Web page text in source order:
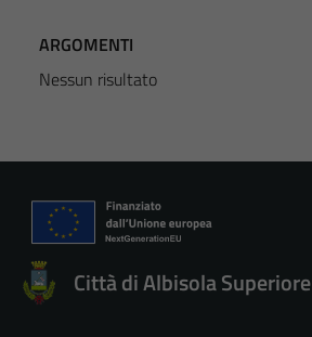
ARGOMENTI
Nessun risultato
Città di Albisola Superiore